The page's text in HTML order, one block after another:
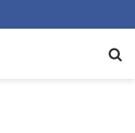
Uzatılır?